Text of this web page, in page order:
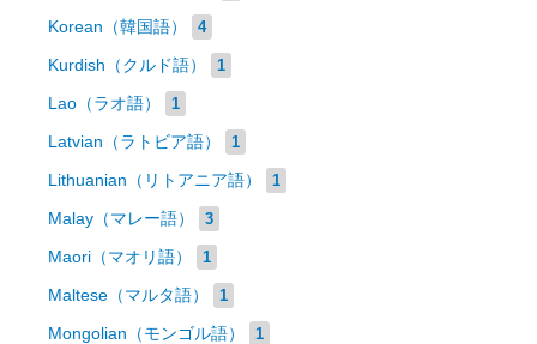
Korean（韓国語） 4
Kurdish（クルド語） 1
Lao（ラオ語） 1
Latvian（ラトビア語） 1
Lithuanian（リトアニア語） 1
Malay（マレー語） 3
Maori（マオリ語） 1
Maltese（マルタ語） 1
Mongolian（モンゴル語） 1